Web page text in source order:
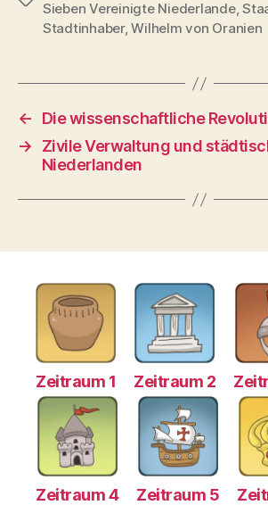
Sieben Vereinigte Niederlande,
Stadtinhaber,Wilhelm von Oranien
←
Die wissenschaftliche
→
Zivile Verwaltung und
Niederlanden
Zeitraum 1 Zeitraum 2
Zeitraum 4 Zeitraum 5